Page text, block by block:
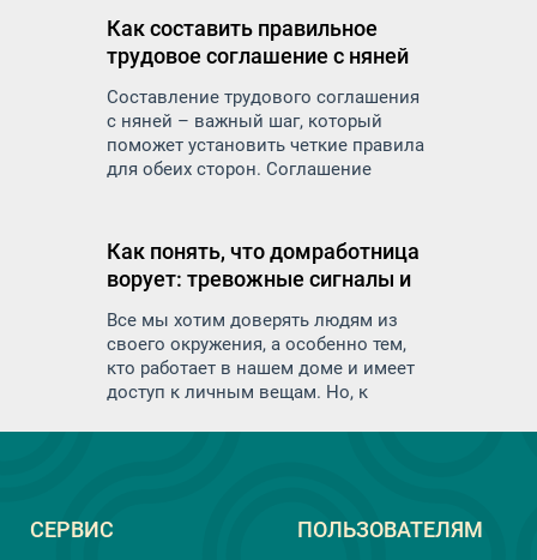
няни, домработницы, сиделки,
повара — и вы доверяете им самое
ценное: детей, пожилых родителей,
личные вещи и пространство.
Как составить правильное
трудовое соглашение с няней
Составление трудового соглашения
с няней – важный шаг, который
поможет установить четкие правила
для обеих сторон. Соглашение
минимизирует риск недоразумений
и конфликтов в будущем
Как понять, что домработница
ворует: тревожные сигналы и
меры предосторожности
Все мы хотим доверять людям из
своего окружения, а особенно тем,
кто работает в нашем доме и имеет
доступ к личным вещам. Но, к
которую многие предпочитают не
СЕРВИС
ПОЛЬЗОВАТЕЛЯМ